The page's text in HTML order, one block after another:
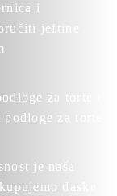
i
jeftine
za torte i
za torte
je naša
daske